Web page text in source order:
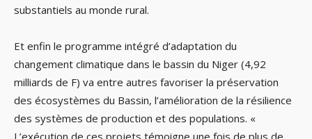
substantiels au monde rural.
Et enfin le programme intégré d’adaptation du
changement climatique dans le bassin du Niger (4,92
milliards de F) va entre autres favoriser la préservation
des écosystèmes du Bassin, l’amélioration de la résilience
des systèmes de production et des populations. «